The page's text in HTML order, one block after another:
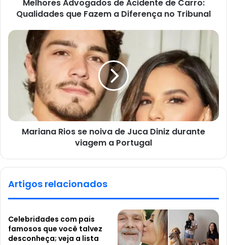
Melhores Advogados de Acidente de Carro:
Qualidades que Fazem a Diferença no Tribunal
Mariana Rios se noiva de Juca Diniz durante
viagem a Portugal
Artigos relacionados
Celebridades com pais
famosos que você talvez
desconheça; veja a lista